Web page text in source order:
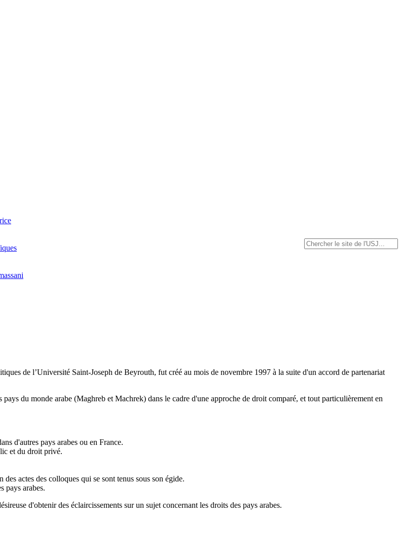
de l’Université Saint-Joseph de Beyrouth, fut créé au mois de novembre 1997 à la suite d'un accord de partenariat
du monde arabe (Maghreb et Machrek) dans le cadre d'une approche de droit comparé, et tout particulièrement en
d'autres pays arabes ou en France.
et du droit privé.
actes des colloques qui se sont tenus sous son égide.
pays arabes.
d'obtenir des éclaircissements sur un sujet concernant les droits des pays arabes.